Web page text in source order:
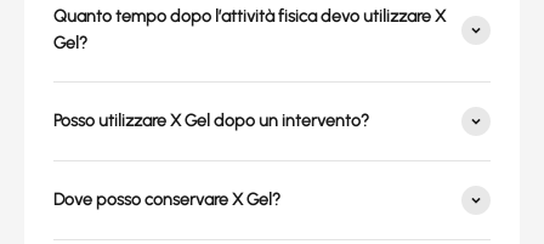
Quanto tempo dopo l’attività fisica devo utilizzare X
Gel?
Posso utilizzare X Gel dopo un intervento?
Dove posso conservare X Gel?